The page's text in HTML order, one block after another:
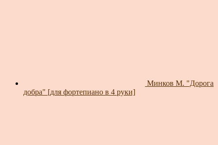
Минков М. "Дорога
добра" [для фортепиано в 4 руки]